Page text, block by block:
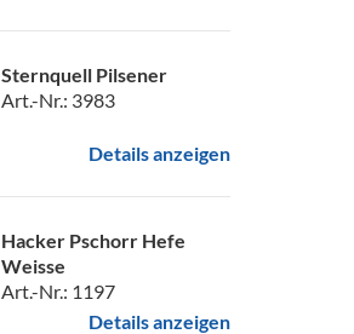
Sternquell Pilsener
Art.-Nr.: 3983
Details anzeigen
Hacker Pschorr Hefe
Weisse
Art.-Nr.: 1197
Details anzeigen